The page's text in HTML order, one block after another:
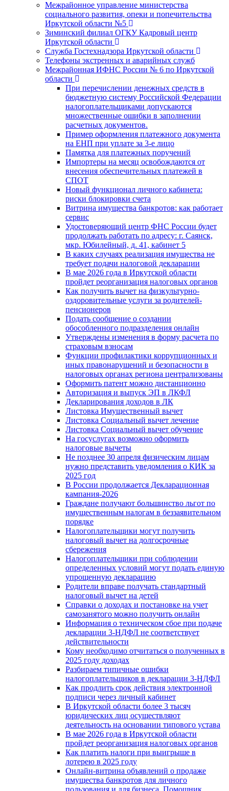
Межрайонное управление министерства
социального развития, опеки и попечительства
Иркутской области №5
Зиминский филиал ОГКУ Кадровый центр
Иркутской области
Служба Гостехнадзора Иркутской области
Телефоны экстренных и аварийных служб
Межрайонная ИФНС России № 6 по Иркутской
области
При перечислении денежных средств в
бюджетную систему Российской Федерации
налогоплательщиками допускаются
множественные ошибки в заполнении
расчетных документов.
Пример оформления платежного документа
на ЕНП при уплате за 3-е лицо
Памятка для платежных поручений
Импортеры на месяц освобождаются от
внесения обеспечительных платежей в
СПОТ
Новый функционал личного кабинета:
риски блокировки счета
Витрина имущества банкротов: как работает
сервис
Удостоверяющий центр ФНС России будет
продолжать работать по адресу: г. Саянск,
мкр. Юбилейный, д. 41, кабинет 5
В каких случаях реализация имущества не
требует подачи налоговой декларации
В мае 2026 года в Иркутской области
пройдет реорганизация налоговых органов
Как получить вычет на физкультурно-
оздоровительные услуги за родителей-
пенсионеров
Подать сообщение о создании
обособленного подразделения онлайн
Утверждены изменения в форму расчета по
страховым взносам
Функции профилактики коррупционных и
иных правонарушений и безопасности в
налоговых органах региона централизованы
Оформить патент можно дистанционно
Авторизация и выпуск ЭП в ЛКФЛ
Декларирования доходов в ЛК
Листовка Имущественный вычет
Листовка Социальный вычет лечение
Листовка Социальный вычет обучение
На госуслугах возможно оформить
налоговые вычеты
Не позднее 30 апреля физическим лицам
нужно представить уведомления о КИК за
2025 год
В России продолжается Декларационная
кампания-2026
Граждане получают большинство льгот по
имущественным налогам в беззаявительном
порядке
Налогоплательщики могут получить
налоговый вычет на долгосрочные
сбережения
Налогоплательщики при соблюдении
определенных условий могут подать единую
упрощенную декларацию
Родители вправе получать стандартный
налоговый вычет на детей
Справки о доходах и постановке на учет
самозанятого можно получить онлайн
Информация о техническом сбое при подаче
декларации 3-НДФЛ не соответствует
действительности
Кому необходимо отчитаться о полученных в
2025 году доходах
Разбираем типичные ошибки
налогоплательщиков в декларации 3-НДФЛ
Как продлить срок действия электронной
подписи через личный кабинет
В Иркутской области более 3 тысяч
юридических лиц осуществляют
деятельность на основании типового устава
В мае 2026 года в Иркутской области
пройдет реорганизация налоговых органов
Как платить налоги при выигрыше в
лотерею в 2025 году
Онлайн-витрина объявлений о продаже
имущества банкротов для личного